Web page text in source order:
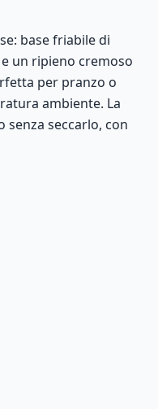
base friabile di
un ripieno cremoso
per pranzo o
ambiente. La
senza seccarlo, con